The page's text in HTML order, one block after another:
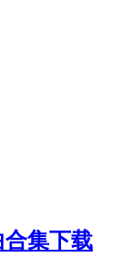
合集下载